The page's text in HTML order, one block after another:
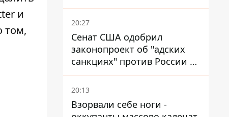
и
том,
миллионов, но удары ВСУ
изменили ситуацию
20:27
Сенат США одобрил
законопроект об "адских
санкциях" против России и
Ирана
20:13
Взорвали себе ноги -